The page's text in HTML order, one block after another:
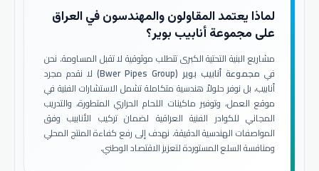
لماذا يعتمد المقاولون والمهندسون في العراق
على مجموعة أنابيب بوير؟
مشاريع البنية التحتية الكبرى تتطلب موثوقية لا تقبل المساومة. نحن
في مجموعة أنابيب بوير (Bwer Pipes Group)
لا نقدم مجرد
أنابيب، بل نوفر حلولاً هندسية متكاملة تشمل الاستشارات الفنية في
موقع العمل، وتوفير ماكينات اللحام الحراري المتطورة، والتدريب
المجاني للكوادر الفنية العراقية لضمان تركيب الأنابيب وفق
المواصفات الهندسية الدقيقة. نهدف إلى رفع كفاءة المنتج المحلي
ومنافسة السلع المستوردة لتعزيز الاقتصاد الوطني.